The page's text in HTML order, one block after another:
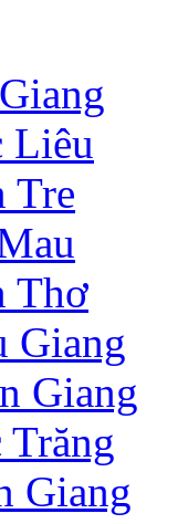
Liêu
Tre
Thơ
Giang
Giang
Giang